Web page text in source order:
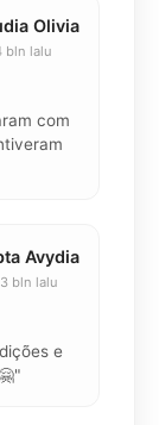
Olivia
bln lalu
com
Avydia
3 bln lalu
e